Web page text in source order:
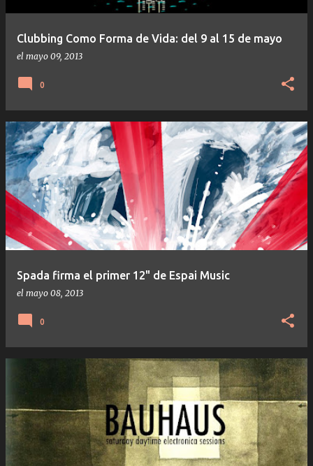
Clubbing Como Forma de Vida: del 9 al 15 de mayo
el mayo 09, 2013
0
Spada firma el primer 12" de Espai Music
el mayo 08, 2013
0